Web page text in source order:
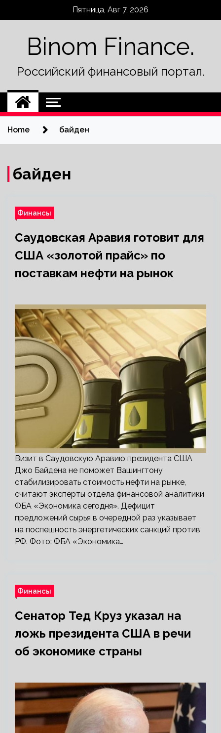
Пятница, Авг 7, 2026
Binom Finance.
Российский финансовый портал.
Home байден
байден
Финансы
Саудовская Аравия готовит для
США «золотой прайс» по
поставкам нефти на рынок
Визит в Саудовскую Аравию президента США
Джо Байдена не поможет Вашингтону
стабилизировать стоимость нефти на рынке,
считают эксперты отдела финансовой аналитики
ФБА «Экономика сегодня». Дефицит
предложений сырья в очередной раз указывает
на поспешность энергетических санкций против
РФ. Фото: ФБА «Экономика…
Финансы
Сенатор Тед Круз указал на
ложь президента США в речи
об экономике страны